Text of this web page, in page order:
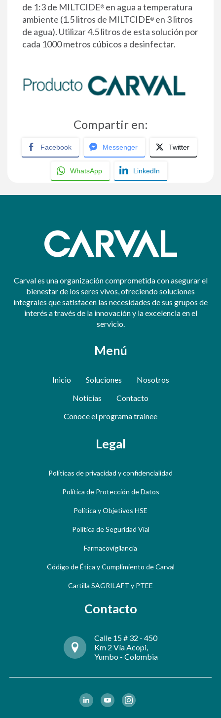
de 1:3 de MILTCIDE® en agua a temperatura
ambiente (1.5 litros de MILTCIDE® en 3 litros
de agua). Utilizar 4.5 litros de esta solución por
cada 1000 metros cúbicos a desinfectar.
Compartir en:
Facebook Messenger Twitter
WhatsApp LinkedIn
Carval es una organización comprometida con asegurar el
bienestar de los seres vivos, ofreciendo soluciones
integrales que satisfacen las necesidades de sus grupos de
interés a través de la innovación y la excelencia en el
servicio.
Menú
Inicio Soluciones
Nosotros
Noticias
Contacto
Conoce el programa trainee
Legal
Políticas de privacidad y confidencialidad
Política de Protección de Datos
Política y Objetivos HSE
Política de Seguridad Vial
Farmacovigilancia
Código de Ética y Cumplimiento de Carval
Cartilla SAGRILAFT y PTEE
Contacto
Calle 15 # 32 - 450
Km 2 Vía Acopi,
Yumbo - Colombia